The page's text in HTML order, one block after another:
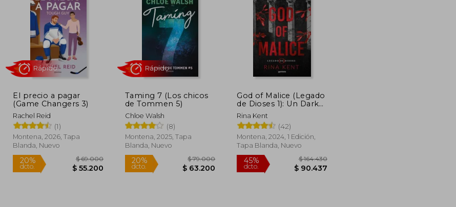
45%
dcto.
20%
dcto.
$ 99.000
$ 79.200
45%
dcto.
El precio a pagar
(Game Changers 3)
Rachel Reid
(1)
Montena, 2026, Tapa
Blanda, Nuevo
Rápido
Taming 7 (Los chicos
de Tommen 5)
Chloe Walsh
(8)
Montena, 2025, Tapa
Blanda, Nuevo
Rápido
God of Malice (Legado
de Dioses 1): Un Dark
Romance Universitario
Rina Kent
(42)
Montena, 2024, 1 Edición,
Tapa Blanda, Nuevo